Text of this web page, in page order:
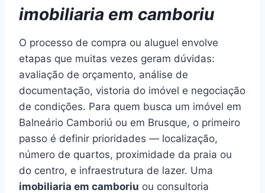
imobiliaria em camboriu
O processo de compra ou aluguel envolve
etapas que muitas vezes geram dúvidas:
avaliação de orçamento, análise de
documentação, vistoria do imóvel e negociação
de condições. Para quem busca um imóvel em
Balneário Camboriú ou em Brusque, o primeiro
passo é definir prioridades — localização,
número de quartos, proximidade da praia ou
do centro, e infraestrutura de lazer. Uma
imobiliaria em camboriu ou consultoria